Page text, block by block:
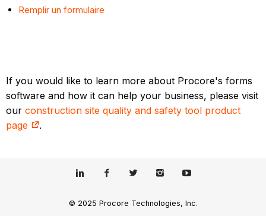
Remplir un formulaire
If you would like to learn more about Procore's forms
software and how it can help your business, please visit
ourconstruction site quality and safety tool product
page
.
© 2025 Procore Technologies, Inc.